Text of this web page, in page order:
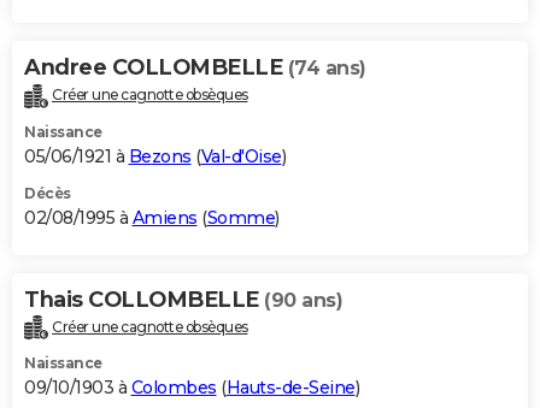
Andree COLLOMBELLE (74 ans)
Créer une cagnotte obsèques
Naissance
05/06/1921 à Bezons (Val-d'Oise)
Décès
02/08/1995 à Amiens (Somme)
Thais COLLOMBELLE (90 ans)
Créer une cagnotte obsèques
Naissance
09/10/1903 à Colombes (Hauts-de-Seine)